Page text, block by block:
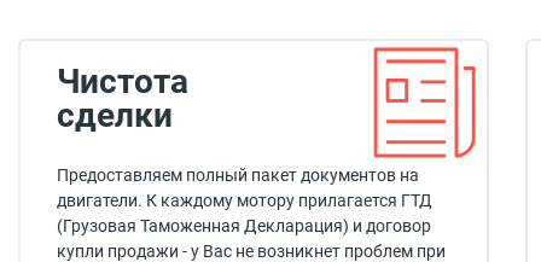
Чистота
сделки
Предоставляем полный пакет документов на
двигатели. К каждому мотору прилагается ГТД
(Грузовая Таможенная Декларация) и договор
купли продажи - у Вас не возникнет проблем при